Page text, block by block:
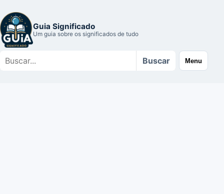
Guia Significado
Um guia sobre os significados de tudo
Buscar
Buscar Menu